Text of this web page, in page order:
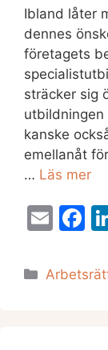
Ibland låter
dennes
företagets
sträcker sig
utbildningen
kanske
emellanåt
… Läs mer
E
ai
F
c